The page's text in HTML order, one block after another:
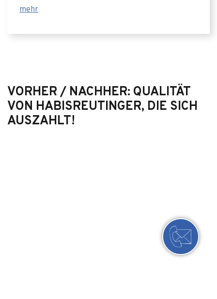
mehr
VORHER / NACHHER: QUALITÄT
VON HABISREUTINGER, DIE SICH
AUSZAHLT!